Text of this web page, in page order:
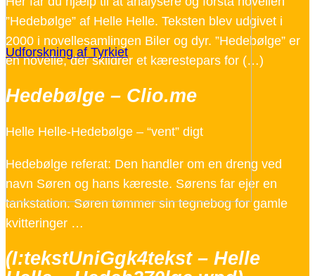
Udforskning af Tyrkiet
”Hedebølge” af Helle Helle. Teksten blev udgivet i
2000 i novellesamlingen Biler og dyr. ”Hedebølge” er
en novelle, der skildrer et kærestepars for (…)
Hedebølge – Clio.me
Helle Helle-Hedebølge – “vent” digt
Hedebølge referat: Den handler om en dreng ved
navn Søren og hans kæreste. Sørens far ejer en
tankstation. Søren tømmer sin tegnebog for gamle
kvitteringer …
(I:tekstUniGgk4tekst – Helle